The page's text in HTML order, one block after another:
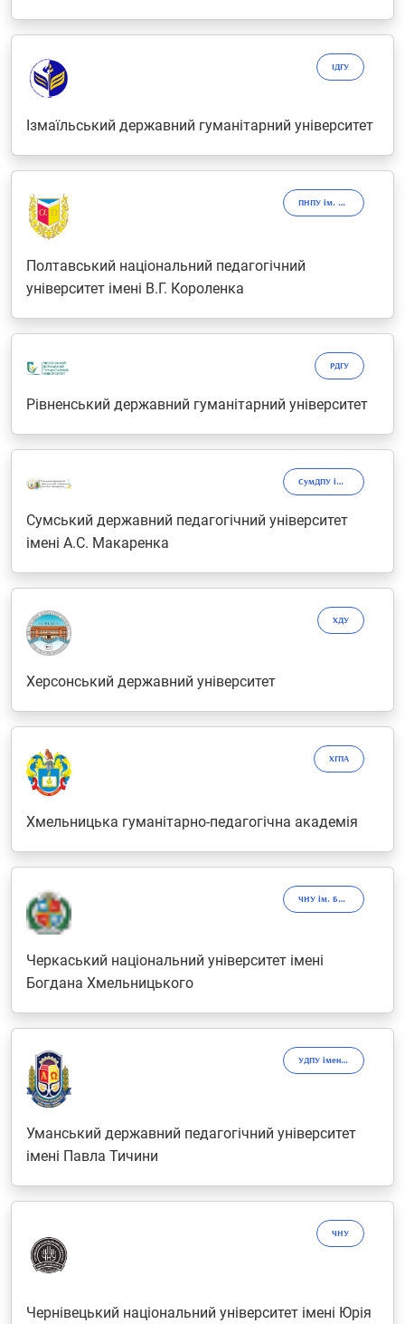
ІДГУ
Ізмаїльський державний гуманітарний університет
ПНПУ ім. В.Г. Короленка
Полтавський національний педагогічний
університет імені В.Г. Короленка
РДГУ
Рівненський державний гуманітарний університет
СумДПУ ім. А.С. Макаренка
Сумський державний педагогічний університет
імені А.С. Макаренка
ХДУ
Херсонський державний університет
ХГПА
Хмельницька гуманітарно-педагогічна академія
ЧНУ ім. Богдана Хмельницького
Черкаський національний університет імені
Богдана Хмельницького
УДПУ імені Павла Тичини
Уманський державний педагогічний університет
імені Павла Тичини
ЧНУ
Чернівецький національний університет імені Юрія